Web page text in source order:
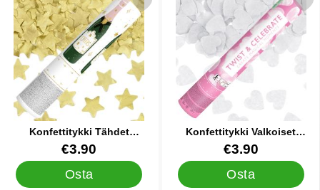
Konfettitykki Tähdet
Samppanjakulta 20 cm
Tuote.nro 87964
€3.90
Osta
konfettitykki Tähdet Samppanjakulta 20 cm suosikiksi
Konfettitykki Valkoiset
Sydämet 28 cm
Tuote.nro 87976
€3.90
Osta
Merkitse konfettitykki Valkoiset